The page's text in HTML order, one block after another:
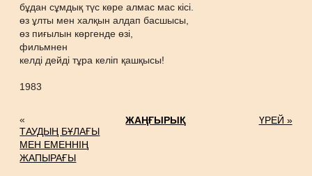
бұдан сұмдық түс көре алмас мас кісі.
өз ұлты мен халқын алдап басшысы,
өз пиғылын көргенде өзі,
фильмнен
келді дейді тұра келіп қашқысы!
1983
«
ТАУДЫҢ БҰЛАҒЫ
МЕН ЕМЕННІҢ
ЖАПЫРАҒЫ
ЖАҢҒЫРЫҚ ҮРЕЙ »